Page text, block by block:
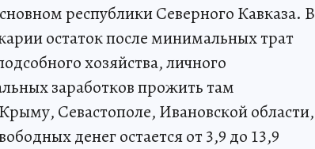
республики Северного Кавказа. В
остаток после минимальных трат
хозяйства, личного
заработков прожить там
Севастополе, Ивановской области,
денег остается от 3,9 до 13,9